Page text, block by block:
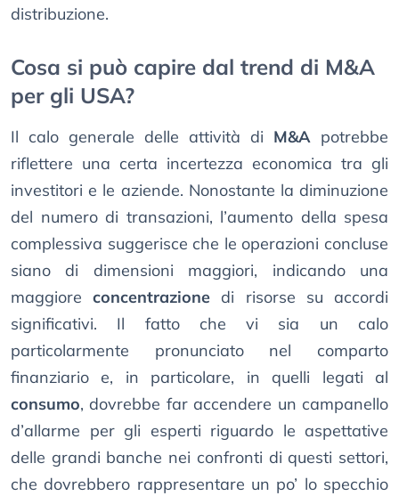
distribuzione.
Cosa si può capire dal trend di M&A
per gli USA?
Il calo generale delle attività di M&A potrebbe
riflettere una certa incertezza economica tra gli
investitori e le aziende. Nonostante la diminuzione
del numero di transazioni, l’aumento della spesa
complessiva suggerisce che le operazioni concluse
siano di dimensioni maggiori, indicando una
maggioreconcentrazione di risorse su accordi
significativi. Il fatto che vi sia un calo
particolarmente pronunciato nel comparto
finanziario e, in particolare, in quelli legati al
consumo, dovrebbe far accendere un campanello
d’allarme per gli esperti riguardo le aspettative
delle grandi banche nei confronti di questi settori,
che dovrebbero rappresentare un po’ lo specchio